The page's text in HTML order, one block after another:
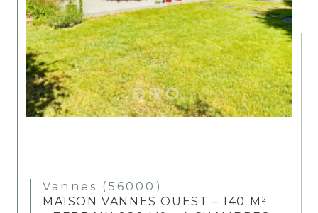
Vannes (56000)
MAISON VANNES OUEST – 140 M²